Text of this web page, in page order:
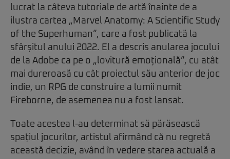
lucrat la câteva tutoriale de artă înainte de a
ilustra cartea „Marvel Anatomy: A Scientific Study
of the Superhuman”, care a fost publicată la
sfârșitul anului 2022. El a descris anularea jocului
de la Adobe ca pe o „lovitură emoțională”, cu atât
mai dureroasă cu cât proiectul său anterior de joc
indie, un RPG de construire a lumii numit
Fireborne, de asemenea nu a fost lansat.
Toate acestea l-au determinat să părăsească
spațiul jocurilor, artistul afirmând că nu regretă
această decizie, având în vedere starea actuală a